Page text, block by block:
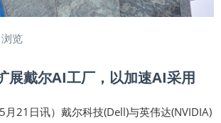
览
展戴尔AI工厂，以加速AI采用
月21日讯）戴尔科技(Dell)与英伟达(NVIDIA)